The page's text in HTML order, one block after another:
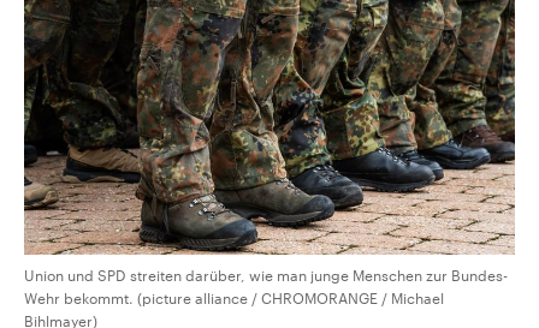
Union und SPD streiten darüber, wie man junge Menschen zur Bundes-
Wehr bekommt. (picture alliance / CHROMORANGE / Michael
Bihlmayer)